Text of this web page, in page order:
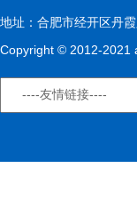
地址：合肥市经开区丹
Copyright © 2012-2021